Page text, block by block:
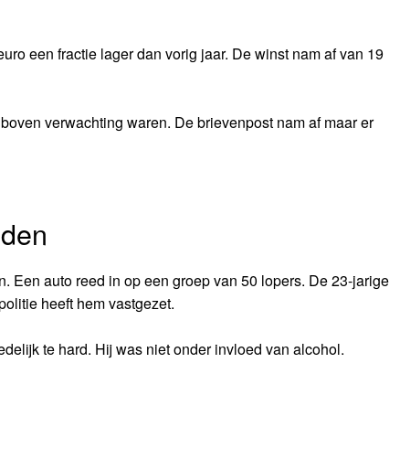
een fractie lager dan vorig jaar. De winst nam af van 19
verwachting waren. De brievenpost nam af maar er
Een auto reed in op een groep van 50 lopers. De 23-jarige
heeft hem vastgezet.
te hard. Hij was niet onder invloed van alcohol.